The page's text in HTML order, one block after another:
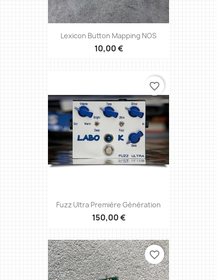
Lexicon Button Mapping NOS
10,00 €
Fuzz Ultra Première Génération
150,00 €
favorite_border
favorite_border